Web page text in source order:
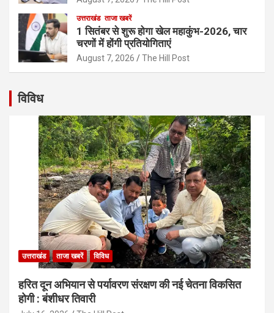
उत्तराखंड ताजा खबरें
1 सितंबर से शुरू होगा खेल महाकुंभ-2026, चार
चरणों में होंगी प्रतियोगिताएं
August 7, 2026 The Hill Post
विविध
उत्तराखंड ताजा खबरें विविध
हरित दून अभियान से पर्यावरण संरक्षण की नई चेतना विकसित
होगी : बंशीधर तिवारी